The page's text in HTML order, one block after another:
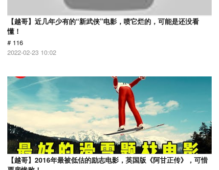
【越哥】近几年少有的“新武侠”电影，喷它烂的，可能是还没看
懂！
# 116
2022-02-23 10:02
【越哥】2016年最被低估的励志电影，英国版《阿甘正传》，可惜